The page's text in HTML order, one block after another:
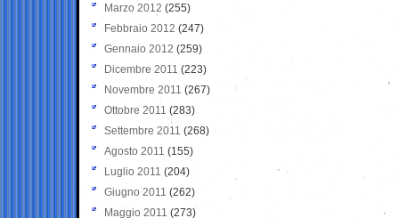
Marzo 2012 (255)
Febbraio 2012 (247)
Gennaio 2012 (259)
Dicembre 2011 (223)
Novembre 2011 (267)
Ottobre 2011 (283)
Settembre 2011 (268)
Agosto 2011 (155)
Luglio 2011 (204)
Giugno 2011 (262)
Maggio 2011 (273)